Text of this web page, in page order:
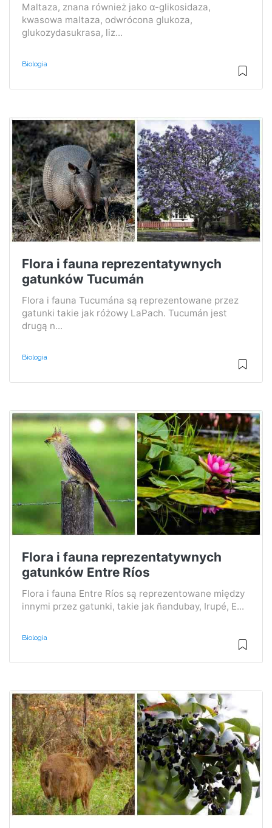
Maltaza, znana również jako α-glikosidaza,
kwasowa maltaza, odwrócona glukoza,
glukozydasukrasa, liz...
Biologia
Flora i fauna reprezentatywnych
gatunków Tucumán
Flora i fauna Tucumána są reprezentowane przez
gatunki takie jak różowy LaPach. Tucumán jest
drugą n...
Biologia
Flora i fauna reprezentatywnych
gatunków Entre Ríos
Flora i fauna Entre Ríos są reprezentowane między
innymi przez gatunki, takie jak ñandubay, Irupé, E...
Biologia